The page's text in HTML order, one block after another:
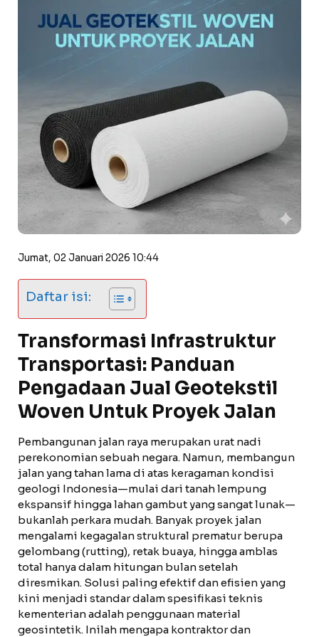
Jumat, 02 Januari 2026 10:44
Daftar isi:
Transformasi Infrastruktur
Transportasi: Panduan
Pengadaan Jual Geotekstil
Woven Untuk Proyek Jalan
Pembangunan jalan raya merupakan urat nadi
perekonomian sebuah negara. Namun, membangun
jalan yang tahan lama di atas keragaman kondisi
geologi Indonesia—mulai dari tanah lempung
ekspansif hingga lahan gambut yang sangat lunak—
bukanlah perkara mudah. Banyak proyek jalan
mengalami kegagalan struktural prematur berupa
gelombang (rutting), retak buaya, hingga amblas
total hanya dalam hitungan bulan setelah
diresmikan. Solusi paling efektif dan efisien yang
kini menjadi standar dalam spesifikasi teknis
kementerian adalah penggunaan material
geosintetik. Inilah mengapa kontraktor dan